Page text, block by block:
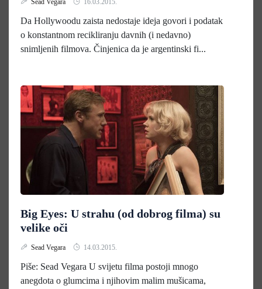
Sead Vegara 16.03.2015.
Da Hollywoodu zaista nedostaje ideja govori i podatak
o konstantnom recikliranju davnih (i nedavno)
snimljenih filmova. Činjenica da je argentinski fi...
Big Eyes: U strahu (od dobrog filma) su
velike oči
Sead Vegara 14.03.2015.
Piše: Sead Vegara U svijetu filma postoji mnogo
anegdota o glumcima i njihovim malim mušicama,